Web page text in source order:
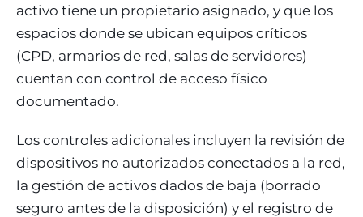
activo tiene un propietario asignado, y que los
espacios donde se ubican equipos críticos
(CPD, armarios de red, salas de servidores)
cuentan con control de acceso físico
documentado.
Los controles adicionales incluyen la revisión de
dispositivos no autorizados conectados a la red,
la gestión de activos dados de baja (borrado
seguro antes de la disposición) y el registro de